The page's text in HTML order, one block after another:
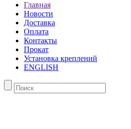
Главная
Новости
Доставка
Оплата
Контакты
Прокат
Установка креплений
ENGLISH